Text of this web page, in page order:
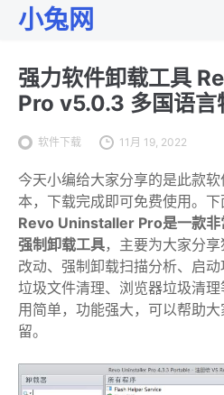
小兔网
强力软件卸载工具
Pro v5.0.3 多国语言
软件下载 11月 19, 2022
今天小编给大家分享的是此款
本，下载完成即可免费使用。下
Revo Uninstaller Pro是一款非
强制卸载工具，主要为大家分
改动、强制卸载扫描分析、启动
垃圾文件清理、浏览器垃圾清
用简单，功能强大，可以帮助
留。